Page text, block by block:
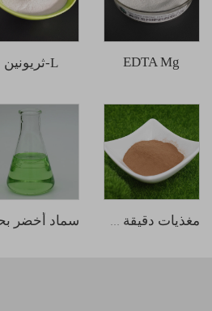
EDTA Mg L-ثريونين
مغذيات دقيقة مترابطة بالأحماض الأمينية